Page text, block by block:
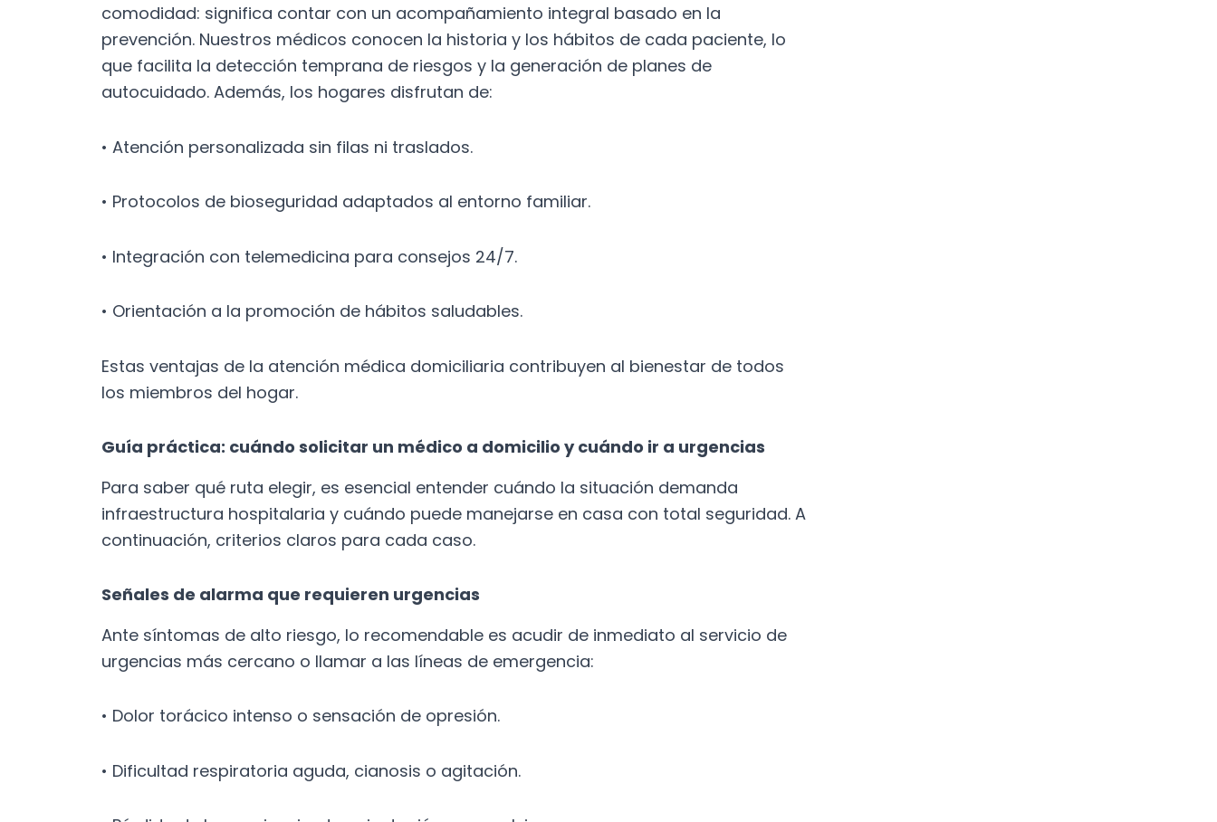
comodidad: significa contar con un acompañamiento integral basado en la
prevención. Nuestros médicos conocen la historia y los hábitos de cada paciente, lo
que facilita la detección temprana de riesgos y la generación de planes de
autocuidado. Además, los hogares disfrutan de:
• Atención personalizada sin filas ni traslados.
• Protocolos de bioseguridad adaptados al entorno familiar.
• Integración con telemedicina para consejos 24/7.
• Orientación a la promoción de hábitos saludables.
Estas ventajas de la atención médica domiciliaria contribuyen al bienestar de todos
los miembros del hogar.
Guía práctica: cuándo solicitar un médico a domicilio y cuándo ir a urgencias
Para saber qué ruta elegir, es esencial entender cuándo la situación demanda
infraestructura hospitalaria y cuándo puede manejarse en casa con total seguridad. A
continuación, criterios claros para cada caso.
Señales de alarma que requieren urgencias
Ante síntomas de alto riesgo, lo recomendable es acudir de inmediato al servicio de
urgencias más cercano o llamar a las líneas de emergencia:
• Dolor torácico intenso o sensación de opresión.
• Dificultad respiratoria aguda, cianosis o agitación.